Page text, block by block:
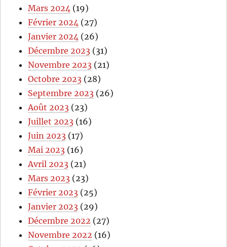
Mars 2024 (19)
Février 2024 (27)
Janvier 2024 (26)
Décembre 2023 (31)
Novembre 2023 (21)
Octobre 2023 (28)
Septembre 2023 (26)
Août 2023 (23)
Juillet 2023 (16)
Juin 2023 (17)
Mai 2023 (16)
Avril 2023 (21)
Mars 2023 (23)
Février 2023 (25)
Janvier 2023 (29)
Décembre 2022 (27)
Novembre 2022 (16)